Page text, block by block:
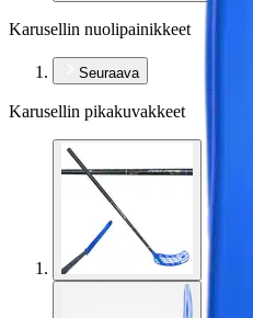
Karusellin nuolipainikkeet
Seuraava
Karusellin pikakuvakkeet